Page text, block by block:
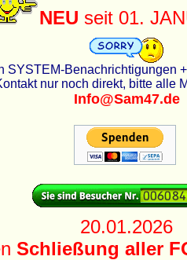
NEU seit 01.
nur noch direkt, bitte alle
Info@Sam47.de
20.01.2026
Schließung aller